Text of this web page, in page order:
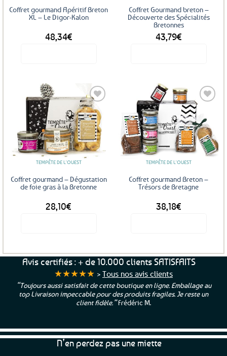
Coffret gourmand Apéritif Breton
XL – Le Digor-Kalon
48,34€
Coffret Gourmand breton –
Découverte des Spécialités
Bretonnes
43,79€
Ajouter
aux
favoris
TEMPÊTE DE L'OUEST
Coffret gourmand – Dégustation
de foie gras à la Bretonne
28,10€
Ajouter
aux
favoris
TEMPÊTE DE L'OUEST
Coffret gourmand Breton –
Trésors de Bretagne
38,18€
Avis certifiés : + de 10.000 clients SATISFAITS
★★★★★ > Tous nos avis clients
“Toujours aussi satisfait de cette boutique en ligne. Emballage au
top Livraison impeccable pour des produits fragiles. Je reste un
client fidèle.”Frédéric M.
N’en perdez pas une miette